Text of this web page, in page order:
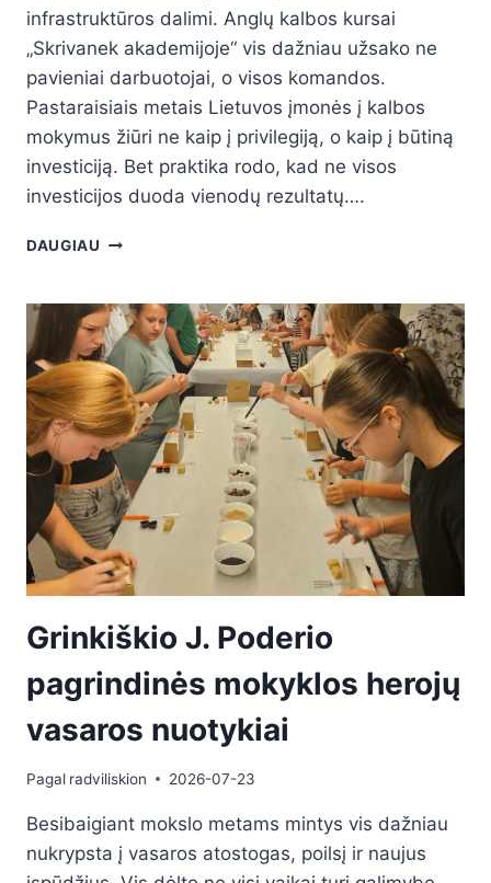
infrastruktūros dalimi. Anglų kalbos kursai
„Skrivanek akademijoje“ vis dažniau užsako ne
pavieniai darbuotojai, o visos komandos.
Pastaraisiais metais Lietuvos įmonės į kalbos
mokymus žiūri ne kaip į privilegiją, o kaip į būtiną
investiciją. Bet praktika rodo, kad ne visos
investicijos duoda vienodų rezultatų….
DAUGIAU
Grinkiškio J. Poderio
pagrindinės mokyklos herojų
vasaros nuotykiai
Pagal radviliskion 2026-07-23
Besibaigiant mokslo metams mintys vis dažniau
nukrypsta į vasaros atostogas, poilsį ir naujus